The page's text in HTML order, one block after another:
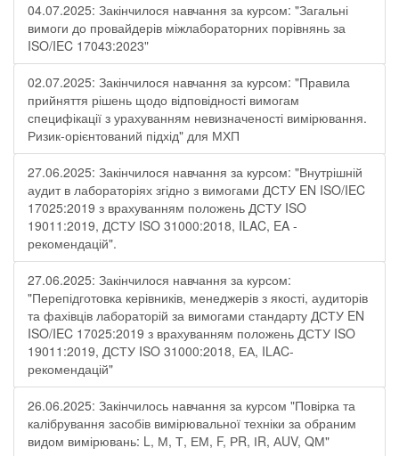
04.07.2025: Закінчилося навчання за курсом: "Загальні
вимоги до провайдерів міжлабораторних порівнянь за
ISO/IEC 17043:2023"
02.07.2025: Закінчилося навчання за курсом: "Правила
прийняття рішень щодо відповідності вимогам
специфікації з урахуванням невизначеності вимірювання.
Ризик-орієнтований підхід" для МХП
27.06.2025: Закінчилося навчання за курсом: "Внутрішній
аудит в лабораторіях згідно з вимогами ДСТУ EN ISO/IEC
17025:2019 з врахуванням положень ДСТУ ISO
19011:2019, ДСТУ ISO 31000:2018, ILAC, EA -
рекомендацій".
27.06.2025: Закінчилося навчання за курсом:
"Перепідготовка керівників, менеджерів з якості, аудиторів
та фахівців лабораторій за вимогами стандарту ДСТУ EN
ISO/IEC 17025:2019 з врахуванням положень ДСТУ ISO
19011:2019, ДСТУ ISO 31000:2018, ЕА, ILAC-
рекомендацій"
26.06.2025: Закінчилось навчання за курсом "Повірка та
калібрування засобів вимірювальної техніки за обраним
видом вимірювань: L, М, Т, ЕМ, F, РR, ІR, АUV, QМ"